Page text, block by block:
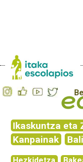
Ikaskuntza eta
Kanpainak